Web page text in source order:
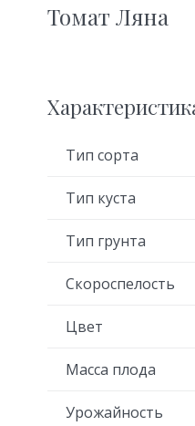
Томат Ляна
Тип сорта
Тип куста
Тип грунта
Скороспелость
Цвет
Масса плода
Урожайность